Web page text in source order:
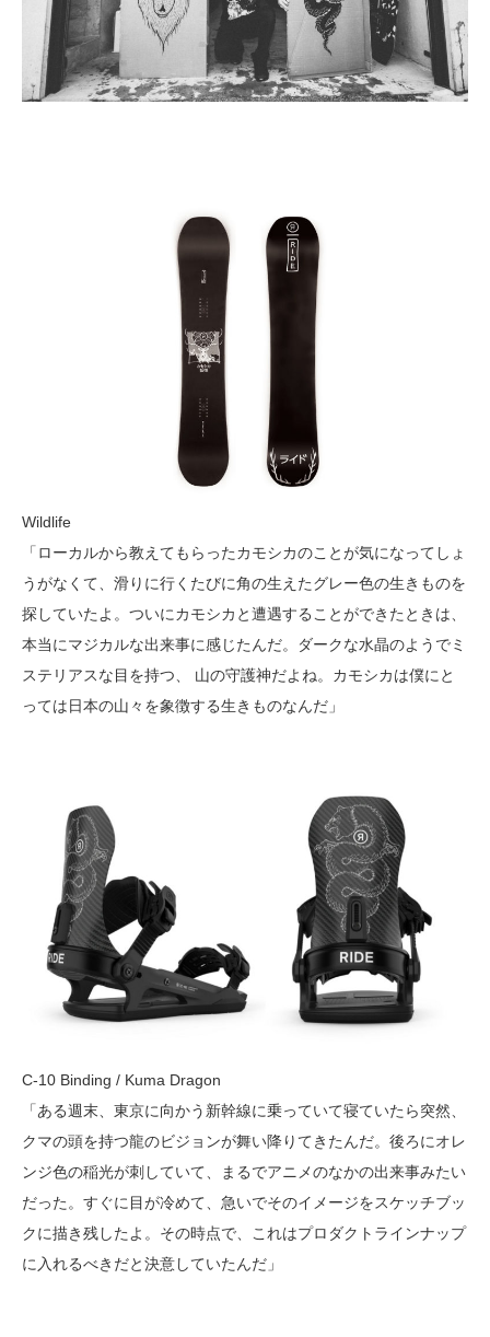
Wildlife
「ローカルから教えてもらったカモシカのことが気になってしょ
うがなくて、滑りに行くたびに角の生えたグレー色の生きものを
探していたよ。ついにカモシカと遭遇することができたときは、
本当にマジカルな出来事に感じたんだ。ダークな水晶のようでミ
ステリアスな目を持つ、 山の守護神だよね。カモシカは僕にと
っては日本の山々を象徴する生きものなんだ」
C-10 Binding / Kuma Dragon
「ある週末、東京に向かう新幹線に乗っていて寝ていたら突然、
クマの頭を持つ龍のビジョンが舞い降りてきたんだ。後ろにオレ
ンジ色の稲光が刺していて、まるでアニメのなかの出来事みたい
だった。すぐに目が冷めて、急いでそのイメージをスケッチブッ
クに描き残したよ。その時点で、これはプロダクトラインナップ
に入れるべきだと決意していたんだ」